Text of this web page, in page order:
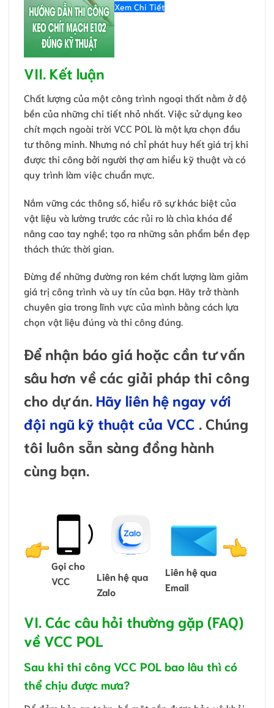
Xem Chi Tiết
VII. Kết luận
Chất lượng của một công trình ngoại thất nằm ở độ
bền của những chi tiết nhỏ nhất. Việc sử dụng keo
chít mạch ngoài trời VCC POL là một lựa chọn đầu
tư thông minh. Nhưng nó chỉ phát huy hết giá trị khi
được thi công bởi người thợ am hiểu kỹ thuật và có
quy trình làm việc chuẩn mực.
Nắm vững các thông số, hiểu rõ sự khác biệt của
vật liệu và lường trước các rủi ro là chìa khóa để
nâng cao tay nghề; tạo ra những sản phẩm bền đẹp
thách thức thời gian.
Đừng để những đường ron kém chất lượng làm giảm
giá trị công trình và uy tín của bạn. Hãy trở thành
chuyên gia trong lĩnh vực của mình bằng cách lựa
chọn vật liệu đúng và thi công đúng.
Để nhận báo giá hoặc cần tư vấn
sâu hơn về các giải pháp thi công
cho dự án. Hãy liên hệ ngay với
đội ngũ kỹ thuật của VCC . Chúng
tôi luôn sẵn sàng đồng hành
cùng bạn.
Gọi cho
VCC
Liên hệ qua
Zalo
Liên hệ qua
Email
VI. Các câu hỏi thường gặp (FAQ)
về VCC POL
Sau khi thi công VCC POL bao lâu thì có
thể chịu được mưa?